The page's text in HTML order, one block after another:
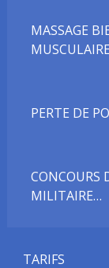
MASSAGE
MUSCULAIRE
PERTE DE
CONCOURS
MILITAIRE…
TARIFS